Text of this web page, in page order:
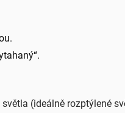
(ideálně rozptýlené